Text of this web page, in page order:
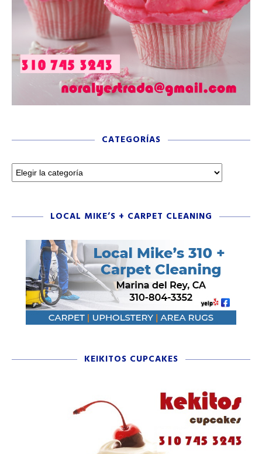
CATEGORÍAS
LOCAL MIKE’S + CARPET CLEANING
KEIKITOS CUPCAKES